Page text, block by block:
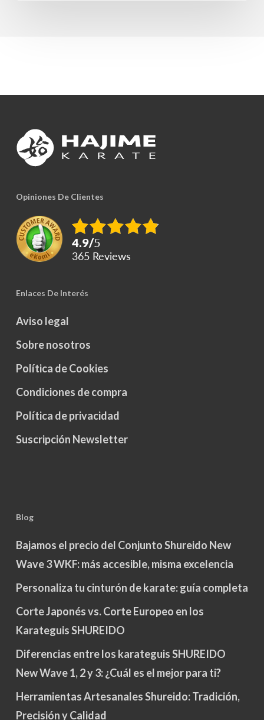
Opiniones De Clientes
4.9/5
365 reviews
Enlaces De Interés
Aviso legal
Sobre nosotros
Política de Cookies
Condiciones de compra
Política de privacidad
Suscripción Newsletter
Blog
Bajamos el precio del Conjunto Shureido New
Wave 3 WKF: más accesible, misma excelencia
Personaliza tu cinturón de karate: guía completa
Corte Japonés vs. Corte Europeo en los
Karateguis SHUREIDO
Diferencias entre los karateguis SHUREIDO
New Wave 1, 2 y 3: ¿Cuál es el mejor para ti?
Herramientas Artesanales Shureido: Tradición,
Precisión y Calidad